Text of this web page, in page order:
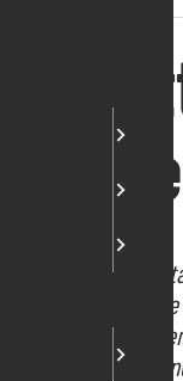
Il 2022 è
forte
che è